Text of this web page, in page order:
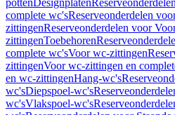
pottenDesignplaten
complete wc'sReserveonderdelen
zittingenReserveonderdelen voor
zittingenToebehoren
complete wc'sVoor wc-zittingen
zittingenVoor wc-zittingen en
en wc-zittingenHang-wc's
wc'sDiepspoel-wc's
wc'sVlakspoel-wc's